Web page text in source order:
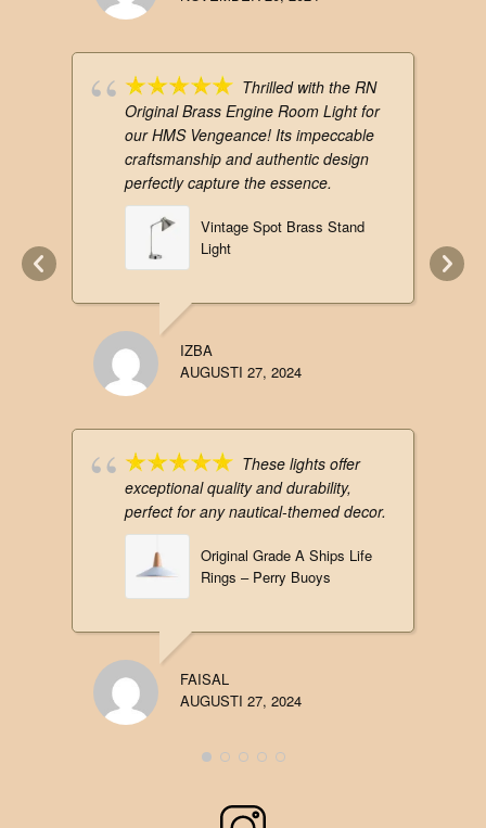
Thrilled with the RN
Original Brass Engine Room Light for
our HMS Vengeance! Its impeccable
craftsmanship and authentic design
perfectly capture the essence.
Vintage Spot Brass Stand
Light
IZBA
AUGUSTI 27, 2024
These lights offer
exceptional quality and durability,
perfect for any nautical-themed decor.
Original Grade A Ships Life
Rings – Perry Buoys
FAISAL
AUGUSTI 27, 2024